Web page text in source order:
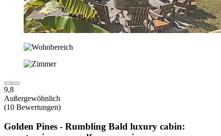
9,8
Außergewöhnlich
(10 Bewertungen)
Golden Pines - Rumbling Bald luxury cabin: